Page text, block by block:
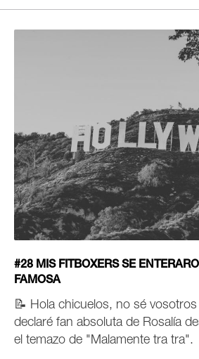
#28 MIS FITBOXERS SE
FAMOSA
📝 Hola chicuelos, no sé
declaré fan absoluta de Rosalía
el temazo de "Malamente tra tra".